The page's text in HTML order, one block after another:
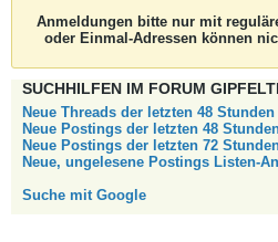
Anmeldungen bitte nur mit
oder Einmal-Adressen können
SUCHHILFEN IM FORUM
Neue Threads der letzten 48
Neue Postings der letzten 48
Neue Postings der letzten 72
Neue, ungelesene Postings Listen-
Suche mit Google